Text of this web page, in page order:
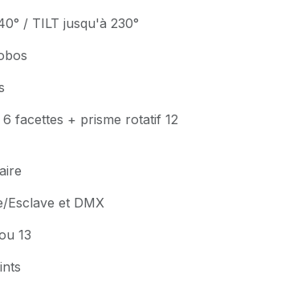
/ TILT jusqu'à 230°
facettes + prisme rotatif 12
Esclave et DMX
13